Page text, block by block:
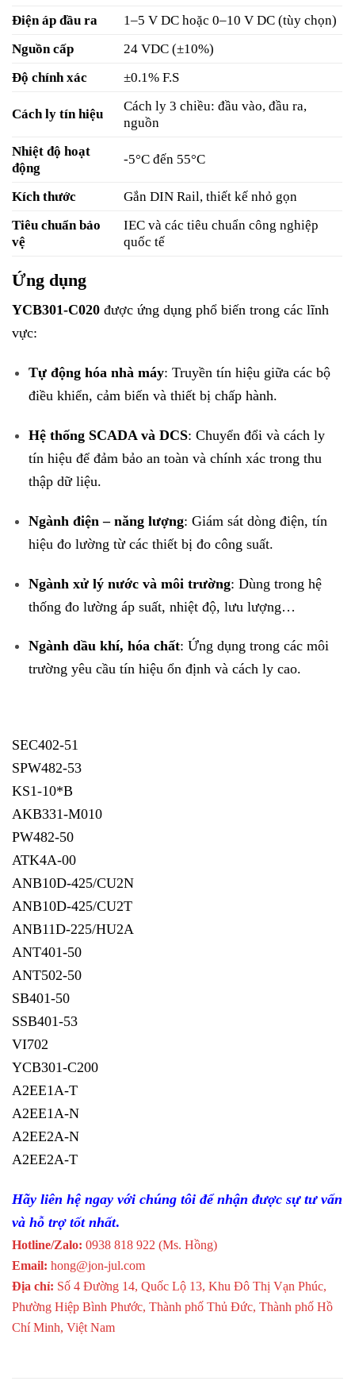
Điện áp đầu ra
1–5 V DC hoặc 0–10 V DC (tùy chọn)
Nguồn cấp
24 VDC (±10%)
Độ chính xác
±0.1% F.S
Cách ly tín hiệu
Cách ly 3 chiều: đầu vào, đầu ra,
nguồn
Nhiệt độ hoạt
động
-5°C đến 55°C
Kích thước
Gắn DIN Rail, thiết kế nhỏ gọn
Tiêu chuẩn bảo
vệ
IEC và các tiêu chuẩn công nghiệp
quốc tế
Ứng dụng
YCB301-C020 được ứng dụng phổ biến trong các lĩnh
vực:
Tự động hóa nhà máy: Truyền tín hiệu giữa các bộ
điều khiển, cảm biến và thiết bị chấp hành.
Hệ thống SCADA và DCS: Chuyển đổi và cách ly
tín hiệu để đảm bảo an toàn và chính xác trong thu
thập dữ liệu.
Ngành điện – năng lượng: Giám sát dòng điện, tín
hiệu đo lường từ các thiết bị đo công suất.
Ngành xử lý nước và môi trường: Dùng trong hệ
thống đo lường áp suất, nhiệt độ, lưu lượng…
Ngành dầu khí, hóa chất: Ứng dụng trong các môi
trường yêu cầu tín hiệu ổn định và cách ly cao.
SEC402-51
SPW482-53
KS1-10*B
AKB331-M010
PW482-50
ATK4A-00
ANB10D-425/CU2N
ANB10D-425/CU2T
ANB11D-225/HU2A
ANT401-50
ANT502-50
SB401-50
SSB401-53
VI702
YCB301-C200
A2EE1A-T
A2EE1A-N
A2EE2A-N
A2EE2A-T
Hãy liên hệ ngay với chúng tôi để nhận được sự tư vấn
và hỗ trợ tốt nhất.
Hotline/Zalo: 0938 818 922 (Ms. Hồng)
Email: hong@jon-jul.com
Địa chỉ: Số 4 Đường 14, Quốc Lộ 13, Khu Đô Thị Vạn Phúc,
Phường Hiệp Bình Phước, Thành phố Thủ Đức, Thành phố Hồ
Chí Minh, Việt Nam